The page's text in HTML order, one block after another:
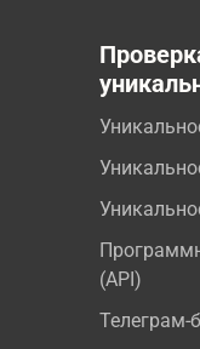
(API)
Телеграм-